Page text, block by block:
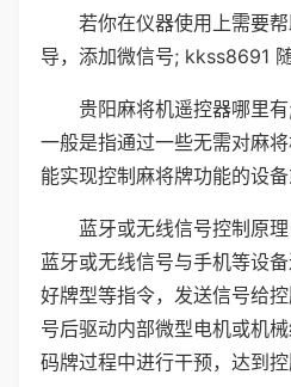
若你在仪器使用上需要
导，添加微信号; kkss8691 随
贵阳麻将机遥控器哪里
一般是指通过一些无需对麻
能实现控制麻将牌功能的设备
蓝牙或无线信号控制原
蓝牙或无线信号与手机等设
好牌型等指令，发送信号给
号后驱动内部微型电机或机械
码牌过程中进行干预，达到控